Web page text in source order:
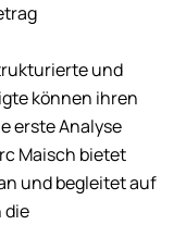
und
können ihren
erste Analyse
Maisch bietet
und begleitet auf
die